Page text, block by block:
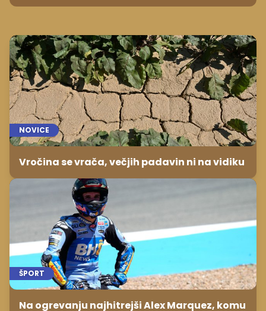
NOVICE
Vročina se vrača, večjih padavin ni na vidiku
ŠPORT
Na ogrevanju najhitrejši Alex Marquez, komu